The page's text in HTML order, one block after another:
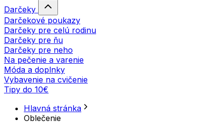
Darčeky
Darčekové poukazy
Darčeky pre celú rodinu
Darčeky pre ňu
Darčeky pre neho
Na pečenie a varenie
Móda a doplnky
Vybavenie na cvičenie
Tipy do 10€
Hlavná stránka
Oblečenie